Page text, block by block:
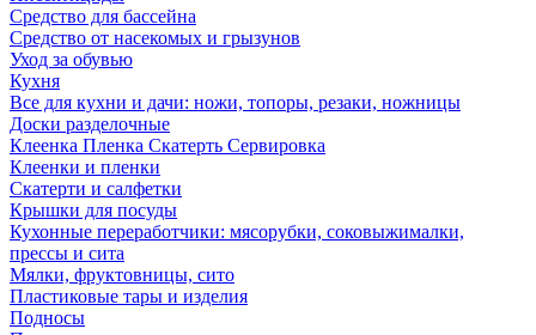
Средство для бассейна
Средство от насекомых и грызунов
Уход за обувью
Кухня
Все для кухни и дачи: ножи, топоры, резаки, ножницы
Доски разделочные
Клеенка Пленка Скатерть Сервировка
Клеенки и пленки
Скатерти и салфетки
Крышки для посуды
Кухонные переработчики: мясорубки, соковыжималки,
прессы и сита
Мялки, фруктовницы, сито
Пластиковые тары и изделия
Подносы